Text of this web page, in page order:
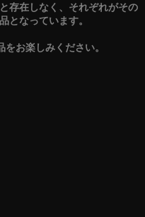
存在しなく、それぞれがその
となっています。
お楽しみください。